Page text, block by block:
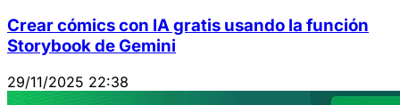
Crear cómics con IA gratis usando la función
Storybook de Gemini
29/11/2025 22:38